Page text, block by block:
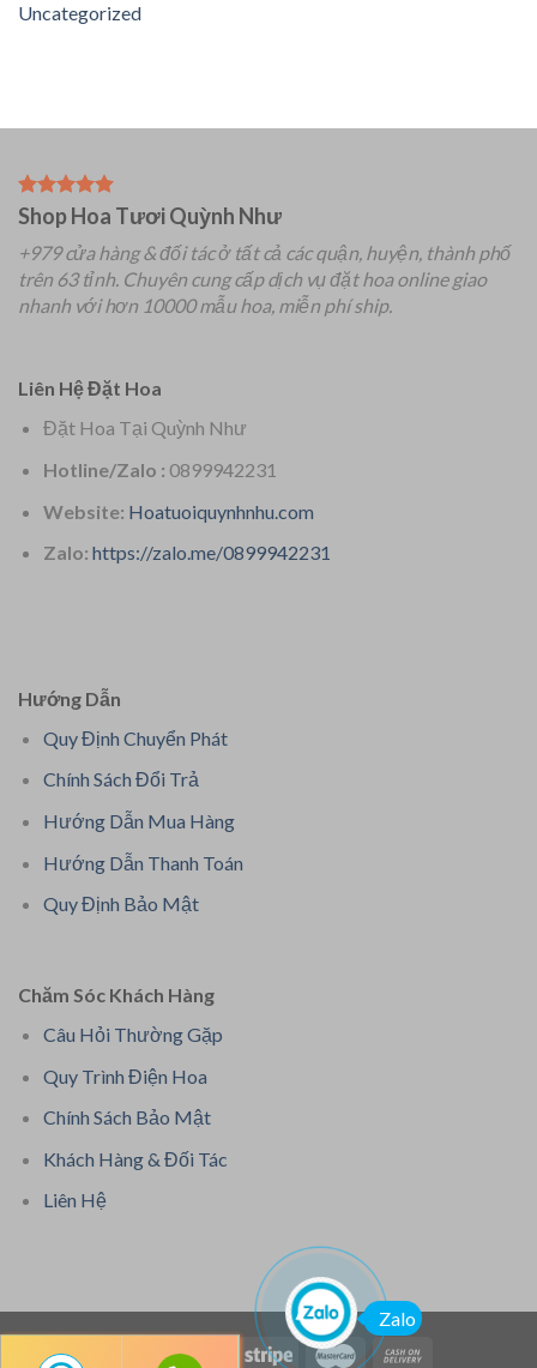
Uncategorized
Shop Hoa Tươi Quỳnh Như
+979 cửa hàng & đối tác ở tất cả các quận, huyện, thành phố
trên 63 tỉnh. Chuyên cung cấp dịch vụ đặt hoa online giao
nhanh với hơn 10000 mẫu hoa, miễn phí ship.
Liên Hệ Đặt Hoa
Đặt Hoa Tại Quỳnh Như
Hotline/Zalo : 0899942231
Website: Hoatuoiquynhnhu.com
Zalo: https://zalo.me/0899942231
Hướng Dẫn
Quy Định Chuyển Phát
Chính Sách Đổi Trả
Hướng Dẫn Mua Hàng
Hướng Dẫn Thanh Toán
Quy Định Bảo Mật
Chăm Sóc Khách Hàng
Câu Hỏi Thường Gặp
Quy Trình Điện Hoa
Chính Sách Bảo Mật
Khách Hàng & Đối Tác
Liên Hệ
Zalo